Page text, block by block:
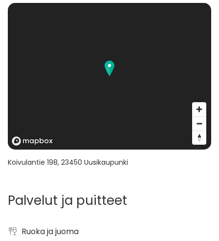
Koivulantie 198, 23450 Uusikaupunki
Palvelut ja puitteet
Ruoka ja juoma